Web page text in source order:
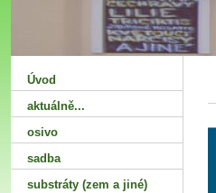
Úvod
aktuálně...
osivo
sadba
substráty (zem a jiné)